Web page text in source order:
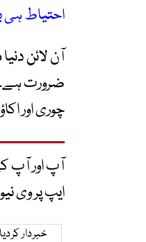
احتیاط ہی
آن لائن
ضرورت ہے۔
چوری اور
آپ اور آپ
ایپ پر وی
خبردار کردیا